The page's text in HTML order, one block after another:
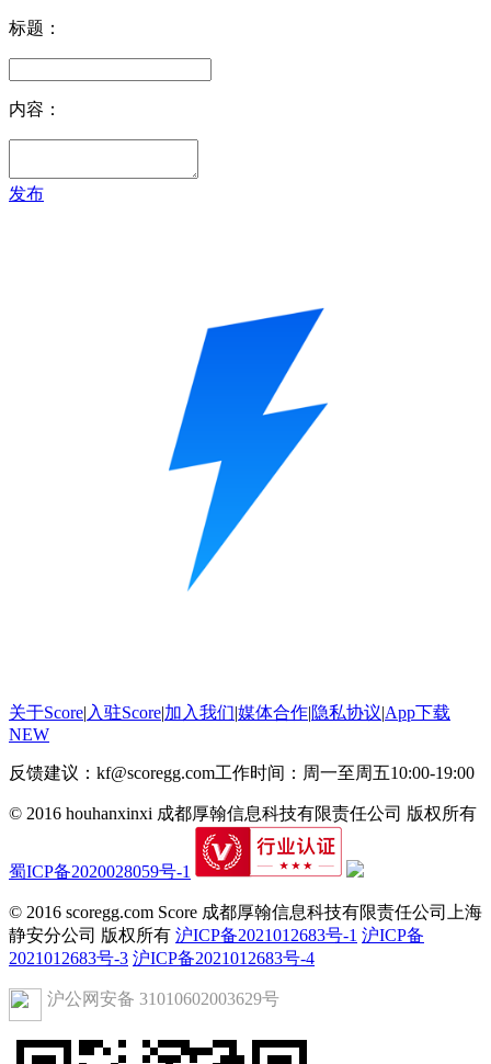
标题：
内容：
发布
关于Score| 入驻Score|加入我们|媒体合作|隐私协议|App下载
NEW
反馈建议：kf@scoregg.com工作时间：周一至周五10:00-19:00
© 2016 houhanxinxi 成都厚翰信息科技有限责任公司 版权所有
蜀ICP备2020028059号-1
© 2016 scoregg.com Score 成都厚翰信息科技有限责任公司上海
静安分公司 版权所有 沪ICP备2021012683号-1 沪ICP备
2021012683号-3 沪ICP备2021012683号-4
沪公网安备 31010602003629号